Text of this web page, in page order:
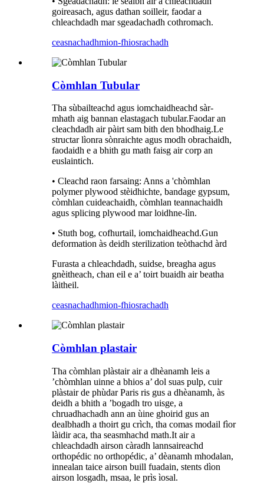
goireasach, agus dathan soilleir, faodar a
chleachdadh mar sgeadachadh cothromach.
ceasnachadhmion-fhiosrachadh
Còmhlan Tubular
Tha sùbailteachd agus iomchaidheachd sàr-
mhath aig bannan elastagach tubular.Faodar an
cleachdadh air pàirt sam bith den bhodhaig.Le
structar lìonra sònraichte agus modh obrachaidh,
faodaidh e a bhith gu math faisg air corp an
euslaintich.
• Cleachd raon farsaing: Anns a 'chòmhlan
polymer plywood stèidhichte, bandage gypsum,
còmhlan cuideachaidh, còmhlan teannachaidh
agus splicing plywood mar loidhne-lìn.
• Stuth bog, cofhurtail, iomchaidheachd.Gun
deformation às deidh sterilization teòthachd àrd
Furasta a chleachdadh, suidse, breagha agus
gnèitheach, chan eil e a’ toirt buaidh air beatha
làitheil.
ceasnachadhmion-fhiosrachadh
Còmhlan plastair
Tha còmhlan plàstair air a dhèanamh leis a
’chòmhlan uinne a bhios a’ dol suas pulp, cuir
plàstair de phùdar Paris ris gus a dhèanamh, às
deidh a bhith a ’bogadh tro uisge, a
chruadhachadh ann an ùine ghoirid gus an
dealbhadh a thoirt gu crìch, tha comas modail fìor
làidir aca, tha seasmhachd math.It air a
chleachdadh airson càradh lannsaireachd
orthopédic no orthopédic, a’ dèanamh mhodalan,
innealan taice airson buill fuadain, stents dìon
airson losgadh, msaa, le prìs ìosal.